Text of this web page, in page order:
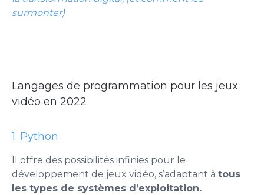
surmonter)
Langages de programmation pour les jeux
vidéo en 2022
1. Python
Il offre des possibilités infinies pour le
développement de jeux vidéo, s’adaptant à tous
les types de systèmes d’exploitation.